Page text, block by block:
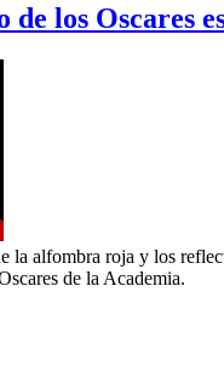
los Oscares
la alfombra roja y los
de la Academia.